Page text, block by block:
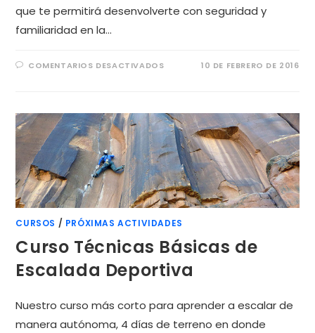
que te permitirá desenvolverte con seguridad y
familiaridad en la…
COMENTARIOS DESACTIVADOS 10 DE FEBRERO DE 2016
CURSOS / PRÓXIMAS ACTIVIDADES
Curso Técnicas Básicas de
Escalada Deportiva
Nuestro curso más corto para aprender a escalar de
manera autónoma, 4 días de terreno en donde